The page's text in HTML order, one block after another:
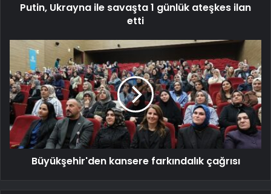
Putin, Ukrayna ile savaşta 1 günlük ateşkes ilan
etti
Büyükşehir'den kansere farkındalık çağrısı